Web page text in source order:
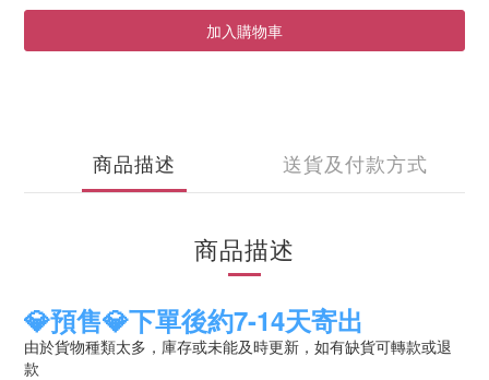
加入購物車
商品描述 送貨及付款方式
商品描述
💎預售💎下單後約7-14天寄出
由於貨物種類太多，庫存或未能及時更新，如有缺貨可轉款或退
款